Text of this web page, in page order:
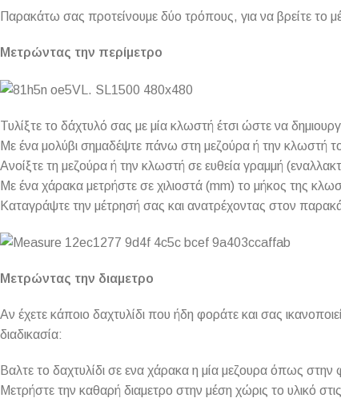
Παρακάτω σας προτείνουμε δύο τρόπους, για να βρείτε το
Μετρώντας την περίμετρο
Τυλίξτε το δάχτυλό σας με μία κλωστή έτσι ώστε να
Με ένα μολύβι σημαδέψτε πάνω στη μεζούρα ή την κλωστή
Ανοίξτε τη μεζούρα ή την κλωστή σε ευθεία γραμμή
Με ένα χάρακα μετρήστε σε χιλιοστά (mm) το μήκος της
Καταγράψτε την μέτρησή σας και ανατρέχοντας στον
Μετρώντας την διαμετρο
Αν έχετε κάποιο δαχτυλίδι που ήδη φοράτε και σας
διαδικασία:
Βαλτε το δαχτυλίδι σε ενα χάρακα η μία μεζουρα όπως
Μετρήστε την καθαρή διαμετρο στην μέση χώρις το υλικό